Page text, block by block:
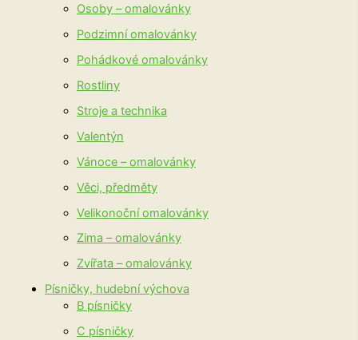
Osoby – omalovánky
Podzimní omalovánky
Pohádkové omalovánky
Rostliny
Stroje a technika
Valentýn
Vánoce – omalovánky
Věci, předměty
Velikonoční omalovánky
Zima – omalovánky
Zvířata – omalovánky
Písničky, hudební výchova
B písničky
C písničky